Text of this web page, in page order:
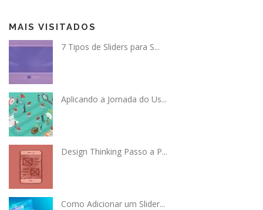
MAIS VISITADOS
7 Tipos de Sliders para S...
Aplicando a Jornada do Us...
Design Thinking Passo a P...
Como Adicionar um Slider...